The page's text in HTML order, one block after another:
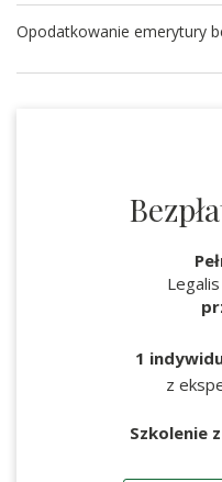
Opodatkowanie emerytury
1
z
Szkolenie